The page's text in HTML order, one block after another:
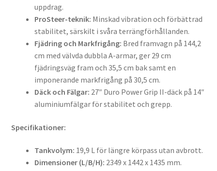
uppdrag.
ProSteer-teknik: Minskad vibration och förbättrad
stabilitet, särskilt i svåra terrängförhållanden.
Fjädring och Markfrigång: Bred framvagn på 144,2
cm med välvda dubbla A-armar, ger 29 cm
fjädringsväg fram och 35,5 cm bak samt en
imponerande markfrigång på 30,5 cm.
Däck och Fälgar: 27″ Duro Power Grip II-däck på 14″
aluminiumfälgar för stabilitet och grepp.
Specifikationer:
Tankvolym: 19,9 L för längre körpass utan avbrott.
Dimensioner (L/B/H): 2349 x 1442 x 1435 mm.